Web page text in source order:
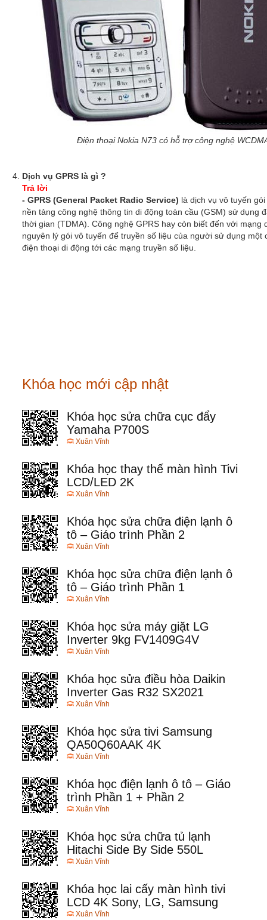
Điện thoại Nokia N73 có hỗ trợ công nghệ
Dịch vụ GPRS là gì ?
Trả lời
- GPRS (General Packet Radio Service) là dịch vụ vô tuyến
nền tảng công nghệ thông tin di động toàn cầu (GSM) sử dụng
thời gian (TDMA). Công nghệ GPRS hay còn biết đến với mạng
nguyên lý gói vô tuyến để truyền số liệu của người sử dụng một
điện thoại di động tới các mạng truyền số liệu.
Khóa học mới cập nhật
Khóa học sửa chữa cục đẩy
Yamaha P700S
Xuân Vĩnh
Khóa học thay thế màn hình Tivi
LCD/LED 2K
Xuân Vĩnh
Khóa học sửa chữa điện lạnh ô
tô – Giáo trình Phần 2
Xuân Vĩnh
Khóa học sửa chữa điện lạnh ô
tô – Giáo trình Phần 1
Xuân Vĩnh
Khóa học sửa máy giặt LG
Inverter 9kg FV1409G4V
Xuân Vĩnh
Khóa học sửa điều hòa Daikin
Inverter Gas R32 SX2021
Xuân Vĩnh
Khóa học sửa tivi Samsung
QA50Q60AAK 4K
Xuân Vĩnh
Khóa học điện lạnh ô tô – Giáo
trình Phần 1 + Phần 2
Xuân Vĩnh
Khóa học sửa chữa tủ lạnh
Hitachi Side By Side 550L
Xuân Vĩnh
Khóa học lai cấy màn hình tivi
LCD 4K Sony, LG, Samsung
Xuân Vĩnh